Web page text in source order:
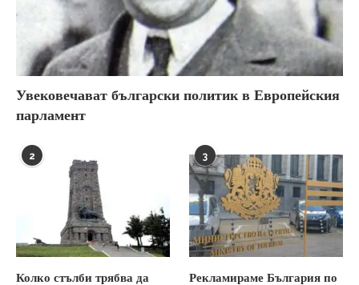
Увековечават български политик в Европейския
парламент
2
Колко стълби трябва да
3
Рекламираме България по